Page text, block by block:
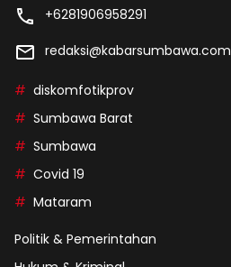
+6281906958291
redaksi@kabarsumbawa.com
diskomfotikprov
Sumbawa Barat
Sumbawa
Covid 19
Mataram
Politik & Pemerintahan